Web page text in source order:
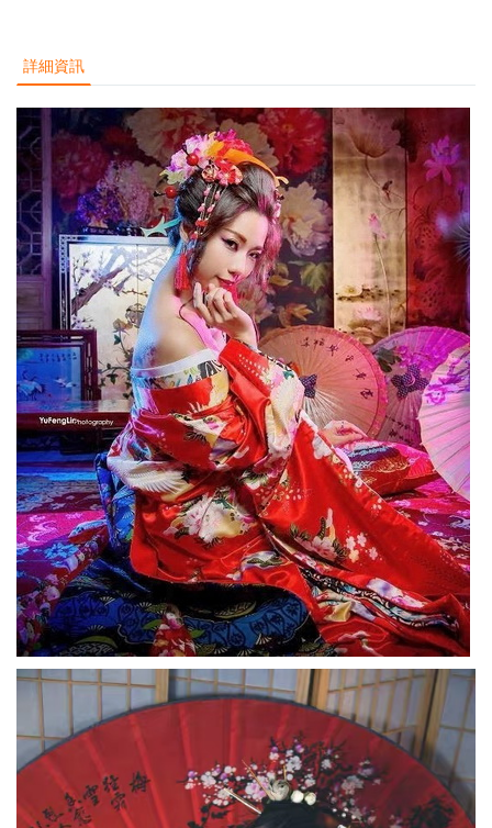
詳細資訊